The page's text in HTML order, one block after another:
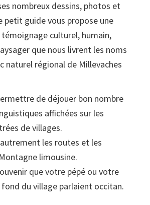
nombreux dessins, photos et
petit guide vous propose une
culturel, humain,
que nous livrent les noms
naturel régional de Millevaches
de déjouer bon nombre
affichées sur les
de villages.
les routes et les
limousine.
que votre pépé ou votre
du village parlaient occitan.